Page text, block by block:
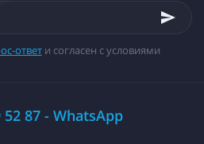
ответи согласен с условиями
52 87 - WhatsApp